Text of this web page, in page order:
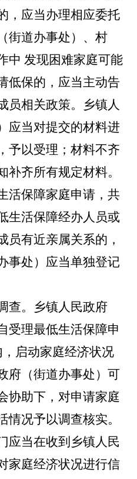
，应当办理相应委托
街道办事处）、村
中 发现困难家庭可能
低保的，应当主动告
员相关政策。乡镇人
应当对提交的材料进
予以受理；材料不齐
补齐所有规定材料。
活保障家庭申请，共
生活保障经办人员或
员有近亲属关系的，
事处）应当单独登记
查。
乡镇人民政府
受理最低生活保障申
启动家庭经济状况
府（街道办事处）可
协助下，对申请家庭
情况予以调查核实。
应当在收到乡镇人民
家庭经济状况进行信